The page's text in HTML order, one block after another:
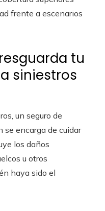
frente a escenarios
tu
siniestros
un seguro de
encarga de cuidar
los daños
u otros
haya sido el